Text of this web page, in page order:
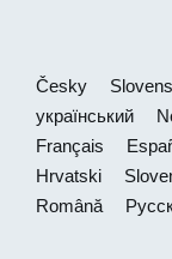
Česky
український
Français
Hrvatski
Română